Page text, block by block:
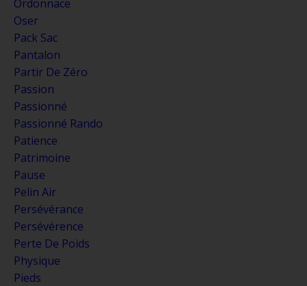
Ordonnace
Oser
Pack Sac
Pantalon
Partir De Zéro
Passion
Passionné
Passionné Rando
Patience
Patrimoine
Pause
Pelin Air
Persévérance
Persévérence
Perte De Poids
Physique
Pieds